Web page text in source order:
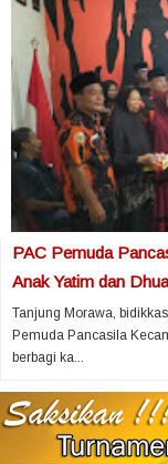
PAC Pemuda
Anak Yatim dan
Tanjung Morawa,
Pemuda Pancasila
berbagi ka...